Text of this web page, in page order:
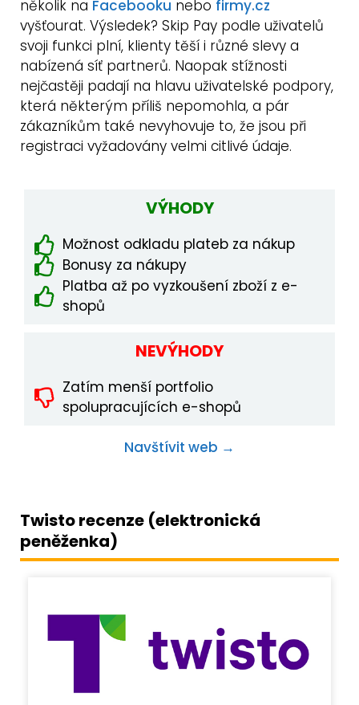
několik na Facebooku nebo firmy.cz
vyšťourat. Výsledek? Skip Pay podle uživatelů
svoji funkci plní, klienty těší i různé slevy a
nabízená síť partnerů. Naopak stížnosti
nejčastěji padají na hlavu uživatelské podpory,
která některým příliš nepomohla, a pár
zákazníkům také nevyhovuje to, že jsou při
registraci vyžadovány velmi citlivé údaje.
VÝHODY
Možnost odkladu plateb za nákup
Bonusy za nákupy
Platba až po vyzkoušení zboží z e-
shopů
NEVÝHODY
Zatím menší portfolio
spolupracujících e-shopů
Navštívit web →
Twisto recenze (elektronická
peněženka)